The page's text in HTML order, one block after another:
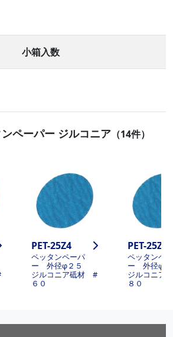
小箱入数
ペーパー ジルコニア （14件）
PET-25Z4
ペッタンペーパ
ー 外径φ２５
ジルコニア砥材 #
６０
PET-25Z5
ペッタンペ
ー 外径φ
ジルコニア
８０